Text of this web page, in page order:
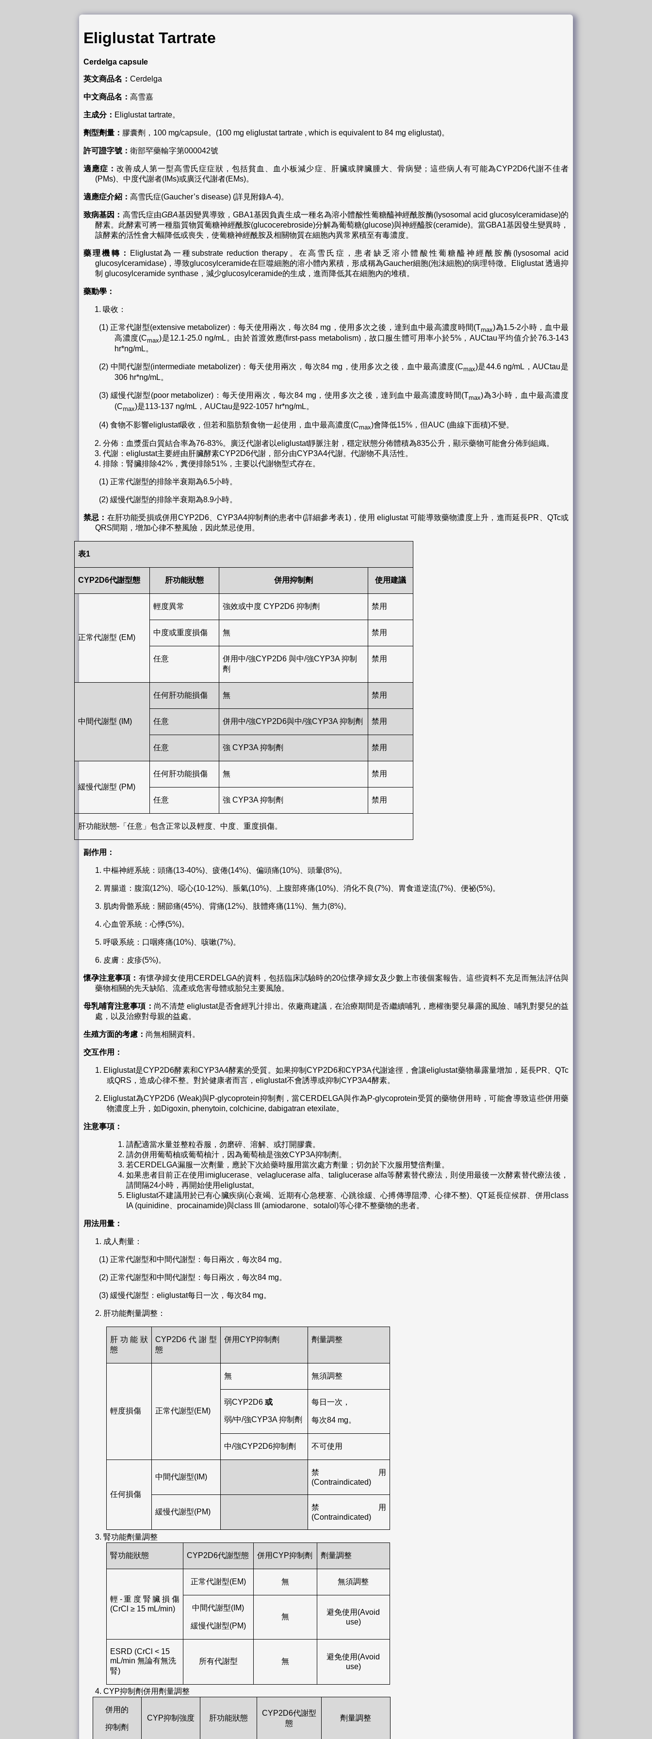
Eliglustat Tartrate
Cerdelga capsule
英文商品名： Cerdelga
中文商品名： 高雪嘉
主成分： Eliglustat tartrate。
劑型劑量： 膠囊劑，100 mg/capsule。(100 mg eliglustat tartrate , which is equivalent to 84 mg eliglustat)。
許可證字號： 衛部罕藥輸字第000042號
適應症：改善成人第一型高雪氏症症狀，包括貧血、血小板減少症、肝臟或脾臟腫大、骨病變；這些病人有可能為CYP2D6代謝不佳者
(PMs)、中度代謝者(IMs)或廣泛代謝者(EMs)。
適應症介紹： 高雪氏症(Gaucher’s disease) (詳見附錄A-4)。
致病基因： 高雪氏症由GBA基因變異導致，GBA1基因負責生成一種名為溶小體酸性葡糖醯神經酰胺酶(lysosomal acid glucosylceramidase)的
酵素。此酵素可將一種脂質物質葡糖神經酰胺(glucocerebroside)分解為葡萄糖(glucose)與神經醯胺(ceramide)。當GBA1基因發生變異時，
該酵素的活性會大幅降低或喪失，使葡糖神經酰胺及相關物質在細胞內異常累積至有毒濃度。
藥理機轉：
Eliglustat為一種substrate reduction therapy。在高雪氏症，患者缺乏溶小體酸性葡糖醯神經酰胺酶(lysosomal acid
glucosylceramidase)，導致glucosylceramide在巨噬細胞的溶小體內累積，形成稱為Gaucher細胞(泡沫細胞)的病理特徵。Eliglustat 透過抑
制 glucosylceramide synthase，減少glucosylceramide的生成，進而降低其在細胞內的堆積。
藥動學：
吸收：
(1) 正常代謝型(extensive metabolizer)：每天使用兩次，每次84 mg，使用多次之後，達到血中最高濃度時間(Tmax)為1.5-2小時，血中最
高濃度(Cmax)是12.1-25.0 ng/mL。由於首渡效應(first-pass metabolism)，故口服生體可用率小於5%，AUCtau平均值介於76.3-143
hr*ng/mL。
(2) 中間代謝型(intermediate metabolizer)：每天使用兩次，每次84 mg，使用多次之後，血中最高濃度(Cmax)是44.6 ng/mL，AUCtau是
306 hr*ng/mL。
(3) 緩慢代謝型(poor metabolizer)：每天使用兩次，每次84 mg，使用多次之後，達到血中最高濃度時間(Tmax)為3小時，血中最高濃度
(Cmax)是113-137 ng/mL，AUCtau是922-1057 hr*ng/mL。
(4) 食物不影響eliglustat吸收，但若和脂肪類食物一起使用，血中最高濃度(Cmax)會降低15%，但AUC (曲線下面積)不變。
分佈：血漿蛋白質結合率為76-83%。廣泛代謝者以eliglustat靜脈注射，穩定狀態分佈體積為835公升，顯示藥物可能會分佈到組織。
代謝：eliglustat主要經由肝臟酵素CYP2D6代謝，部分由CYP3A4代謝。代謝物不具活性。
排除：腎臟排除42%，糞便排除51%，主要以代謝物型式存在。
(1) 正常代謝型的排除半衰期為6.5小時。
(2) 緩慢代謝型的排除半衰期為8.9小時。
禁忌： 在肝功能受損或併用CYP2D6、CYP3A4抑制劑的患者中(詳細參考表1)，使用 eliglustat 可能導致藥物濃度上升，進而延長PR、QTc或
QRS間期，增加心律不整風險，因此禁忌使用。
表1
CYP2D6代謝型態 肝功能狀態 併用抑制劑 使用建議
正常代謝型 (EM)
輕度異常 強效或中度 CYP2D6 抑制劑 禁用
中度或重度損傷 無 禁用
任意
併用中/強CYP2D6 與中/強CYP3A 抑制
劑
禁用
中間代謝型 (IM)
任何肝功能損傷 無 禁用
任意 併用中/強CYP2D6與中/強CYP3A 抑制劑 禁用
任意 強 CYP3A 抑制劑 禁用
緩慢代謝型 (PM)
任何肝功能損傷 無 禁用
任意 強 CYP3A 抑制劑 禁用
肝功能狀態-「任意」包含正常以及輕度、中度、重度損傷。
副作用：
1. 中樞神經系統：頭痛(13-40%)、疲倦(14%)、偏頭痛(10%)、頭暈(8%)。
2. 胃腸道：腹瀉(12%)、噁心(10-12%)、脹氣(10%)、上腹部疼痛(10%)、消化不良(7%)、胃食道逆流(7%)、便祕(5%)。
3. 肌肉骨骼系統：關節痛(45%)、背痛(12%)、肢體疼痛(11%)、無力(8%)。
4. 心血管系統：心悸(5%)。
5. 呼吸系統：口咽疼痛(10%)、咳嗽(7%)。
6. 皮膚：皮疹(5%)。
懷孕注意事項： 有懷孕婦女使用CERDELGA的資料，包括臨床試驗時的20位懷孕婦女及少數上市後個案報告。這些資料不充足而無法評估與
藥物相關的先天缺陷、流產或危害母體或胎兒主要風險。
母乳哺育注意事項： 尚不清楚 eliglustat是否會經乳汁排出。依廠商建議，在治療期間是否繼續哺乳，應權衡嬰兒暴露的風險、哺乳對嬰兒的益
處，以及治療對母親的益處。
生殖方面的考慮： 尚無相關資料。
交互作用：
1. Eliglustat是CYP2D6酵素和CYP3A4酵素的受質。如果抑制CYP2D6和CYP3A代謝途徑，會讓eliglustat藥物暴露量增加，延長PR、QTc
或QRS，造成心律不整。對於健康者而言，eliglustat不會誘導或抑制CYP3A4酵素。
2. Eliglustat為CYP2D6 (Weak)與P-glycoprotein抑制劑，當CERDELGA與作為P-glycoprotein受質的藥物併用時，可能會導致這些併用藥
物濃度上升，如Digoxin, phenytoin, colchicine, dabigatran etexilate。
注意事項：
請配適當水量並整粒吞服，勿磨碎、溶解、或打開膠囊。
請勿併用葡萄柚或葡萄柚汁，因為葡萄柚是強效CYP3A抑制劑。
若CERDELGA漏服一次劑量，應於下次給藥時服用當次處方劑量；切勿於下次服用雙倍劑量。
如果患者目前正在使用imiglucerase、velaglucerase alfa、taliglucerase alfa等酵素替代療法，則使用最後一次酵素替代療法後，
請間隔24小時，再開始使用eliglustat。
Eliglustat不建議用於已有心臟疾病(心衰竭、近期有心急梗塞、心跳徐緩、心搏傳導阻滯、心律不整)、QT延長症候群、併用class
IA (quinidine、procainamide)與class III (amiodarone、sotalol)等心律不整藥物的患者。
用法用量：
1. 成人劑量：
(1) 正常代謝型和中間代謝型：每日兩次，每次84 mg。
(2) 正常代謝型和中間代謝型：每日兩次，每次84 mg。
(3) 緩慢代謝型：eliglustat每日一次，每次84 mg。
2. 肝功能劑量調整：
肝功能狀
態
CYP2D6代謝型
態
併用CYP抑制劑 劑量調整
輕度損傷 正常代謝型(EM)
無 無須調整
弱CYP2D6或
弱/中/強CYP3A 抑制劑
每日一次，
每次84 mg。
中/強CYP2D6抑制劑 不可使用
任何損傷
中間代謝型(IM)
禁用
(Contraindicated)
緩慢代謝型(PM)
禁用
(Contraindicated)
3. 腎功能劑量調整
腎功能狀態 CYP2D6代謝型態 併用CYP抑制劑 劑量調整
輕-重度腎臟損傷
(CrCl ≥ 15 mL/min)
正常代謝型(EM) 無 無須調整
中間代謝型(IM)
緩慢代謝型(PM)
無
避免使用(Avoid
use)
ESRD (CrCl < 15
mL/min 無論有無洗
腎)
所有代謝型 無
避免使用(Avoid
use)
4. CYP抑制劑併用劑量調整
併用的
抑制劑
CYP抑制強度 肝功能狀態
CYP2D6代謝型
態
劑量調整